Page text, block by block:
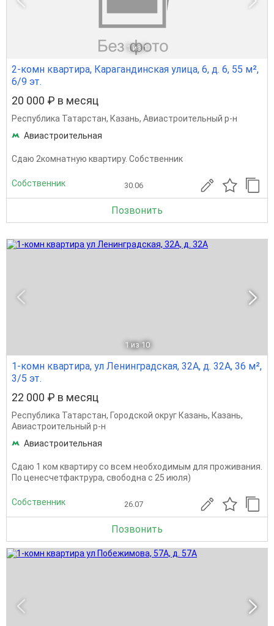
1 из 1
2-комн квартира, Карагандинская улица, 6, д. 6, 55 м²,
6/9 эт.
20 000 ₽ в месяц
Республика Татарстан, Казань, Авиастроительный р-н
Авиастроительная
Сдаю 2комнатную квартиру. Собственник
Собственник 30.06
Позвонить
1 из 10
1-комн квартира, ул Ленинградская, 32А, д. 32А, 36 м²,
3/5 эт.
22 000 ₽ в месяц
Республика Татарстан, Городской округ Казань, Казань,
Авиастроительный р-н
Авиастроительная
Сдаю 1 ком квартиру со всем необходимым для проживания.
По ценесчетфактрура, свободна с 25 июля)
Собственник 26.07
Позвонить